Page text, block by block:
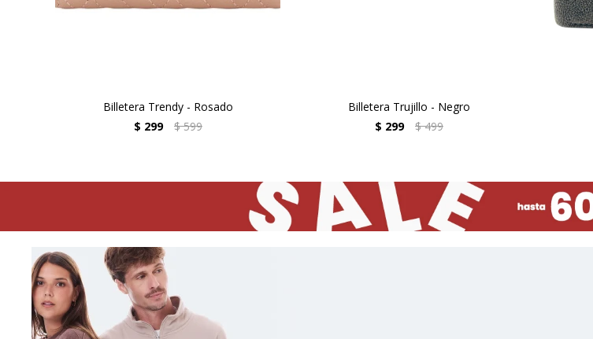
Billetera Trendy - Rosado
$ 299 $ 599
Billetera Trujillo - Negro
$ 299 $ 499